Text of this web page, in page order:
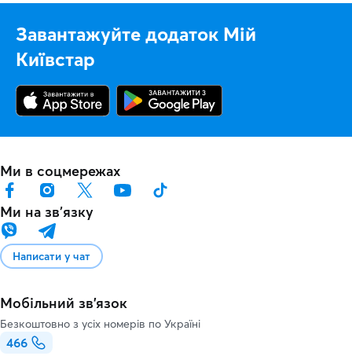
Завантажуйте додаток Мій
Київстар
Ми в соцмережах
Ми на звʼязку
Написати у чат
Мобільний зв'язок
Безкоштовно з усіх номерів по Україні
466